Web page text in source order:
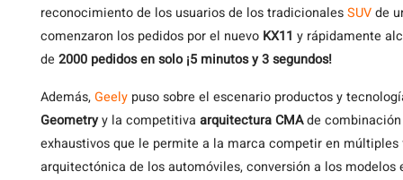
reconocimiento de los usuarios de los tradicionalesSUVde
comenzaron los pedidos por el nuevo KX11 y rápidamente
de 2000 pedidos en solo ¡5 minutos y 3 segundos!
Además,Geely puso sobre el escenario productos y
Geometryy la competitiva arquitectura CMAde combinación
exhaustivos que le permite a la marca competir en
arquitectónica de los automóviles, conversión a los